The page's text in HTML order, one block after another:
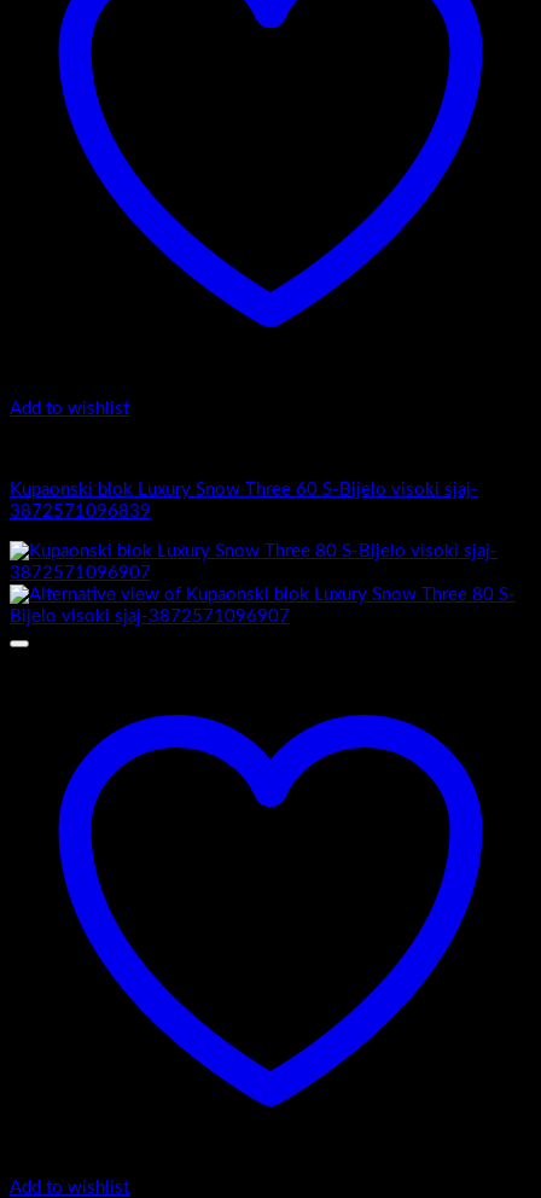
Add to wishlist
Kupaonski blok Luxury Snow Three 60 S-Bijelo visoki sjaj-
3872571096839
Add to wishlist